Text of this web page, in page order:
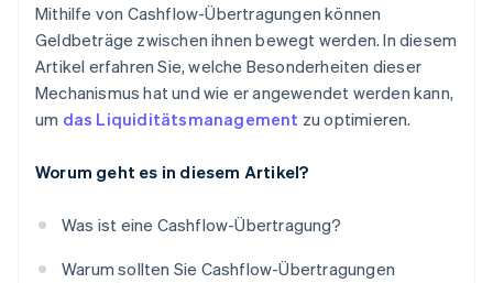
Mithilfe von Cashflow-Übertragungen können
Geldbeträge zwischen ihnen bewegt werden. In diesem
Artikel erfahren Sie, welche Besonderheiten dieser
Mechanismus hat und wie er angewendet werden kann,
um das Liquiditätsmanagement zu optimieren.
Worum geht es in diesem Artikel?
Was ist eine Cashflow-Übertragung?
Warum sollten Sie Cashflow-Übertragungen